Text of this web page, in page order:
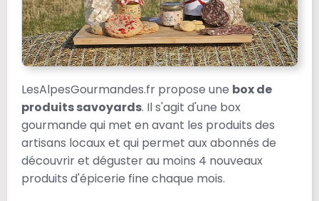
LesAlpesGourmandes.fr propose une box de
produits savoyards. Il s'agit d'une box
gourmande qui met en avant les produits des
artisans locaux et qui permet aux abonnés de
découvrir et déguster au moins 4 nouveaux
produits d'épicerie fine chaque mois.